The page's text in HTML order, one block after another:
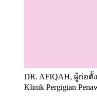
DR. AFIQAH, ผู้ก่อตั้ง
Klinik Pergigian